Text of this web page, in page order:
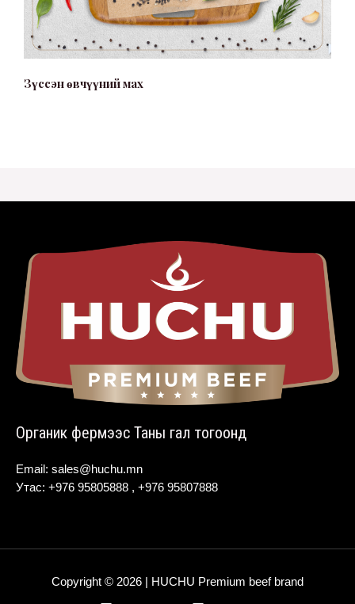
Зүссэн өвчүүний мах
Органик фермээс Таны гал тогоонд
Email: sales@huchu.mn
Утас: +976 95805888 , +976 95807888
Copyright © 2026 | HUCHU Premium beef brand